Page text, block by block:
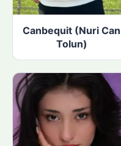
Canbequit (Nuri Can
Tolun)